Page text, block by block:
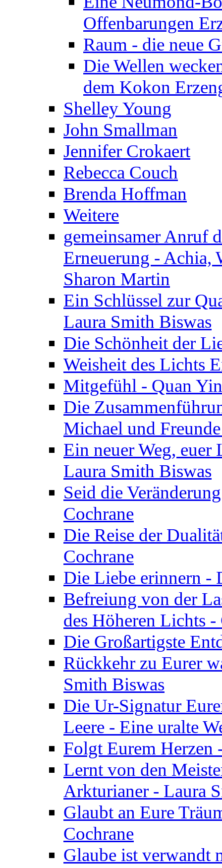
Offenbarungen
Raum - die neue
Die Wellen
dem Kokon
Shelley Young
John Smallman
Jennifer Crokaert
Rebecca Couch
Brenda Hoffman
Weitere
gemeinsamer Anruf
Erneuerung - Achia,
Sharon Martin
Ein Schlüssel zur
Laura Smith Biswas
Die Schönheit der
Weisheit des Lichts
Mitgefühl - Quan
Die
Michael und
Ein neuer Weg, euer
Laura Smith Biswas
Seid die
Cochrane
Die Reise der
Cochrane
Die Liebe erinnern -
Befreiung von der
des Höheren Lichts
Die Großartigste
Rückkehr zu Eurer
Smith Biswas
Die Ur-Signatur
Leere - Eine uralte
Folgt Eurem
Lernt von den
Arkturianer - Laura
Glaubt an Eure
Cochrane
Glaube ist verwandt